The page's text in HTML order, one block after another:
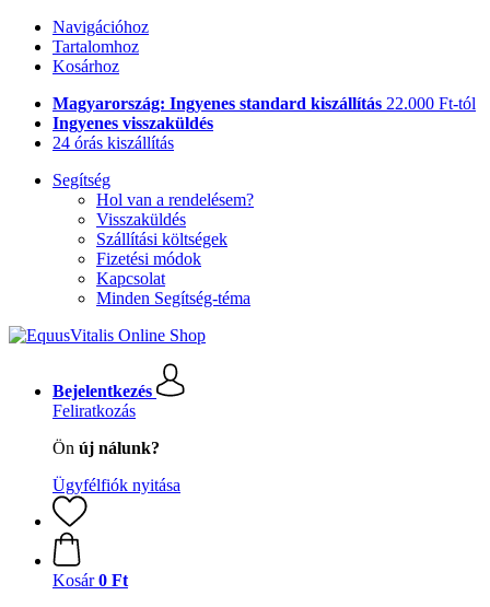
Navigációhoz
Tartalomhoz
Kosárhoz
Magyarország: Ingyenes standard kiszállítás 22.000 Ft-tól
Ingyenes visszaküldés
24 órás kiszállítás
Segítség
Hol van a rendelésem?
Visszaküldés
Szállítási költségek
Fizetési módok
Kapcsolat
Minden Segítség-téma
Bejelentkezés
Feliratkozás
Ön új nálunk?
Ügyfélfiók nyitása
Kosár 0 Ft